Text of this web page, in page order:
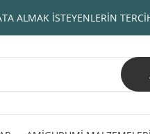
ALMAK İSTEYENLERİN